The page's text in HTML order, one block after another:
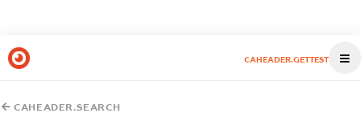
CAHEADER.GETTEST
CAHEADER.SEARCH